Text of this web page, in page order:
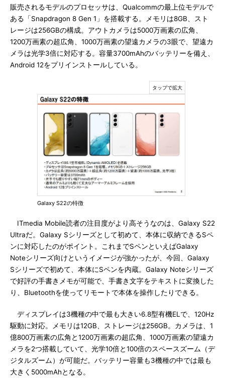
販売されるモデルのプロセッサは、Qualcommの最上位モデルで
ある「Snapdragon 8 Gen 1」を搭載する。メモリは8GB、スト
レージは256GBの構成。アウトカメラは5000万画素の広角、
1200万画素の超広角、1000万画素の望遠カメラの3眼で、望遠カ
メラは光学3倍に対応する。容量3700mAhのバッテリーを備え、
Android 12をプリインストールしている。
Galaxy S22の特徴
ITmedia Mobile読者の注目度がより高そうなのは、Galaxy S22
Ultraだ。Galaxy Sシリーズとして初めて、本体に収納できるSペ
ンに対応したのがポイント。これまでSペンといえばGalaxy
Noteシリーズ向けというイメージが強かったが、今回、Galaxy
Sシリーズで初めて、本体にSペンを内蔵。Galaxy Noteシリーズ
で好評の手書きメモが可能で、手書き文字をテキストに変換した
り、Bluetoothを使ってリモートで本体を操作したりできる。
ディスプレイは3機種の中で最も大きい6.8型有機ELで、120Hz
駆動に対応。メモリは12GB、ストレージは256GB。カメラは、1
億800万画素の広角と1200万画素の超広角、1000万画素の望遠カ
メラを2つ搭載していて、光学10倍と100倍のスペースズーム（デ
ジタルズーム）が可能だ。バッテリー容量も3機種の中では最も
大きく5000mAhとなる。